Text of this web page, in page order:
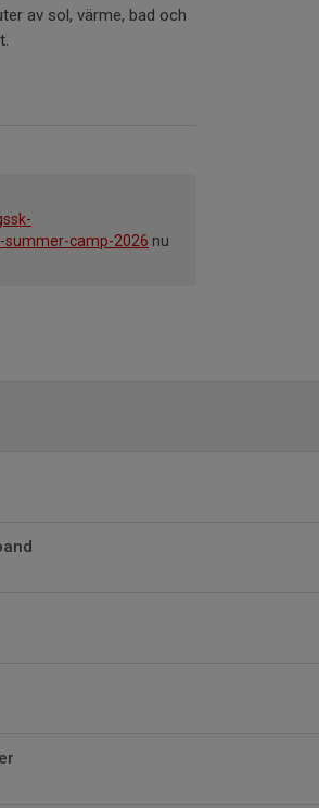
av sol, värme, bad och
camp-2026 nu